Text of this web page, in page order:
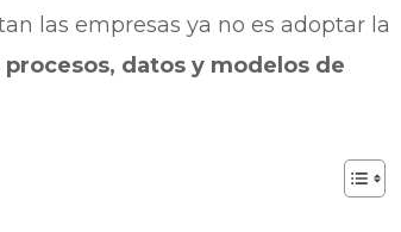
las empresas ya no es adoptar la
datos y modelos de